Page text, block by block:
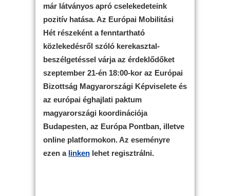
már látványos apró cselekedeteink
pozitív hatása. Az Európai Mobilitási
Hét részeként a fenntartható
közlekedésről szóló kerekasztal-
beszélgetéssel várja az érdeklődőket
szeptember 21-én 18:00-kor az Európai
Bizottság Magyarországi Képviselete és
az európai éghajlati paktum
magyarországi koordinációja
Budapesten, az Európa Pontban, illetve
online platformokon. Az eseményre
ezen a linken lehet regisztrálni.